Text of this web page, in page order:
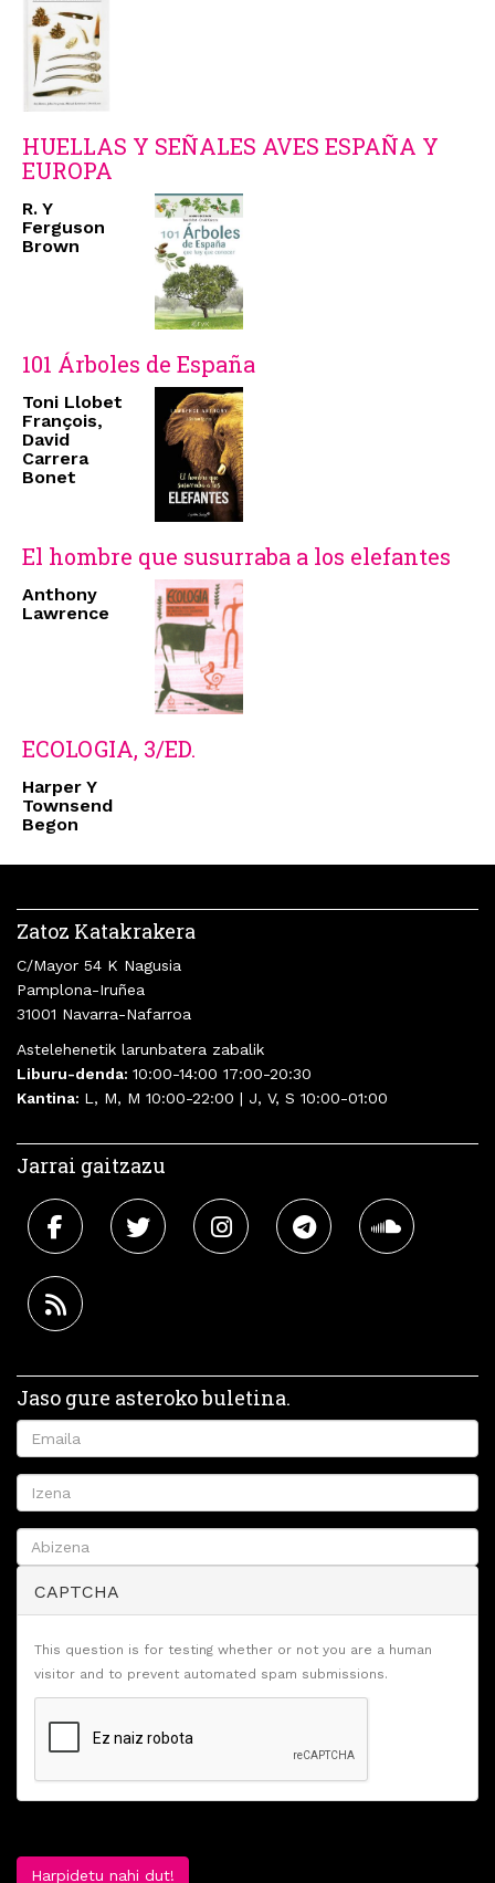
HUELLAS Y SEÑALES AVES ESPAÑA Y
EUROPA
R. Y
Ferguson
Brown
101 Árboles de España
Toni Llobet
François,
David
Carrera
Bonet
El hombre que susurraba a los elefantes
Anthony
Lawrence
ECOLOGIA, 3/ED.
Harper Y
Townsend
Begon
Zatoz Katakrakera
C/Mayor 54 K Nagusia
Pamplona-Iruñea
31001 Navarra-Nafarroa
Astelehenetik larunbatera zabalik
Liburu-denda: 10:00-14:00 17:00-20:30
Kantina: L, M, M 10:00-22:00 | J, V, S 10:00-01:00
Jarrai gaitzazu
Jaso gure asteroko buletina.
CAPTCHA
This question is for testing whether or not you are a human
visitor and to prevent automated spam submissions.
Harpidetu nahi dut!